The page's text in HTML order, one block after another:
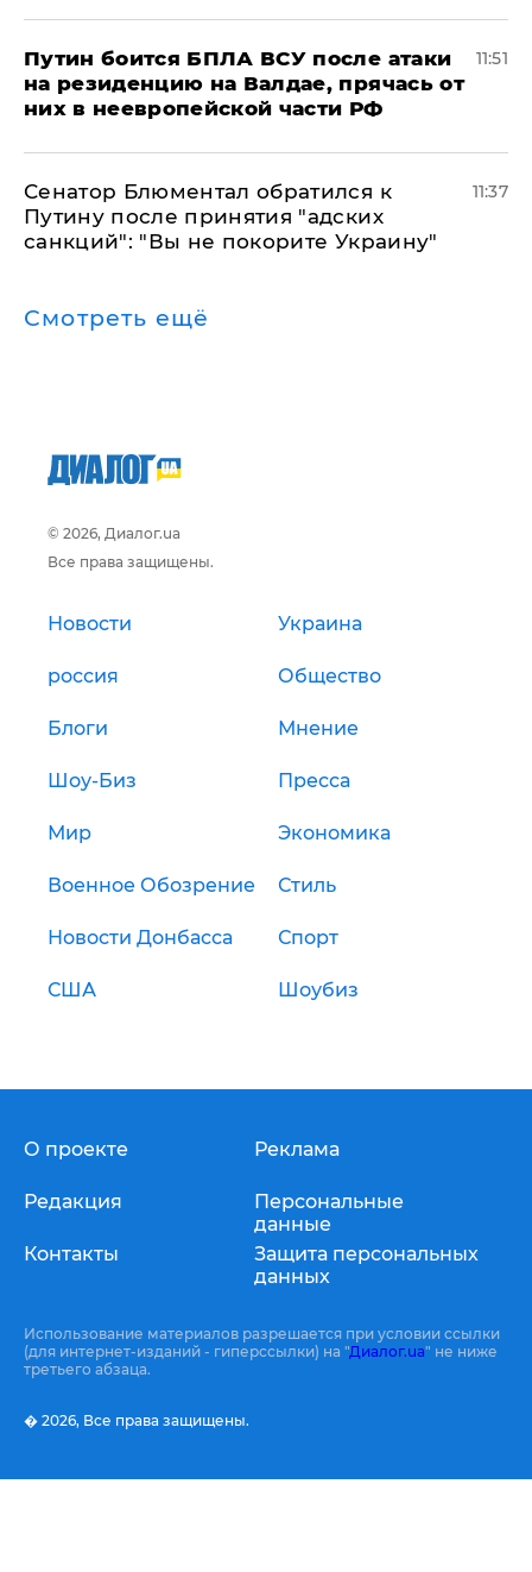
Путин боится БПЛА ВСУ после атаки
на резиденцию на Валдае, прячась от
них в неевропейской части РФ
11:51
Сенатор Блюментал обратился к
Путину после принятия "адских
санкций": "Вы не покорите Украину"
11:37
Смотреть ещё
© 2026, Диалог.ua
Все права защищены.
Новости Украина
россия Общество
Блоги Мнение
Шоу-Биз Пресса
Мир Экономика
Военное Обозрение Стиль
Новости Донбасса Спорт
США Шоубиз
О проекте
Редакция
Контакты
Реклама
Персональные
данные
Защита персональных
данных
Использование материалов разрешается при условии ссылки
(для интернет-изданий - гиперссылки) на "Диалог.ua" не ниже
третьего абзаца.
� 2026, Все права защищены.